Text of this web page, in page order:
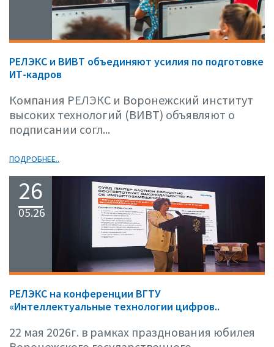
РЕЛЭКС и ВИВТ объединяют усилия по подготовке
ИТ-кадров
Компания РЕЛЭКС и Воронежский институт
высоких технологий (ВИВТ) объявляют о
подписании согл...
ПОДРОБНЕЕ..
26
05.26
РЕЛЭКС на конференции ВГТУ
«Интеллектуальные технологии цифров..
22 мая 2026г. в рамках празднования юбилея